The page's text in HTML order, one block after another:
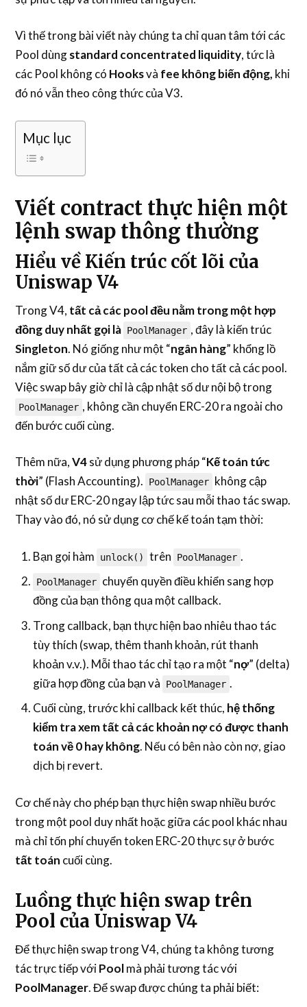
Vì thế trong bài viết này chúng ta chỉ quan tâm tới các
Pool dùngstandard concentrated liquidity, tức là
các Pool không có Hooksvà fee không biến động, khi
đó nó vẫn theo công thức của V3.
Mục lục
Viết contract thực hiện một
lệnh swap thông thường
Hiểu về Kiến trúc cốt lõi của
Uniswap V4
Trong V4, tất cả các pool đều nằm trong một hợp
đồng duy nhất gọi là PoolManager , đây là kiến trúc
Singleton. Nó giống như một “ngân hàng” khổng lồ
nắm giữ số dư của tất cả các token cho tất cả các pool.
Việc swap bây giờ chỉ là cập nhật số dư nội bộ trong
PoolManager , không cần chuyển ERC-20 ra ngoài cho
đến bước cuối cùng.
Thêm nữa,V4sử dụng phương pháp “Kế toán tức
thời” (Flash Accounting). PoolManager không cập
nhật số dư ERC-20 ngay lập tức sau mỗi thao tác swap.
Thay vào đó, nó sử dụng cơ chế kế toán tạm thời:
Bạn gọi hàm unlock() trên PoolManager .
PoolManager chuyển quyền điều khiển sang hợp
đồng của bạn thông qua một callback.
Trong callback, bạn thực hiện bao nhiêu thao tác
tùy thích (swap, thêm thanh khoản, rút thanh
khoản v.v.). Mỗi thao tác chỉ tạo ra một “nợ” (delta)
giữa hợp đồng của bạn và
PoolManager .
Cuối cùng, trước khi callback kết thúc, hệ thống
kiểm tra xem tất cả các khoản nợ có được thanh
toán về 0 hay không. Nếu có bên nào còn nợ, giao
dịch bị revert.
Cơ chế này cho phép bạn thực hiện swap nhiều bước
trong một pool duy nhất hoặc giữa các pool khác nhau
mà chỉ tốn phí chuyển token ERC-20 thực sự ở bước
tất toán cuối cùng.
Luồng thực hiện swap trên
Pool của Uniswap V4
Để thực hiện swap trong V4, chúng ta không tương
tác trực tiếp vớiPoolmà phải tương tác với
PoolManager. Để swap được chúng ta phải biết: